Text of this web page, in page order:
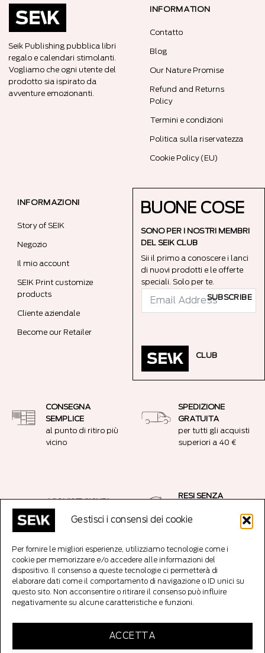
Gestisci i consensi dei cookie
Per fornire le migliori esperienze, utilizziamo tecnologie come i
cookie per memorizzare e/o accedere alle informazioni del
dispositivo. Il consenso a queste tecnologie ci permetterà di
elaborare dati come il comportamento di navigazione o ID unici su
questo sito. Non acconsentire o ritirare il consenso può influire
negativamente su alcune caratteristiche e funzioni.
ACCETTA
Seik Publishing pubblica libri
regalo e calendari stimolanti.
Vogliamo che ogni utente del
prodotto sia ispirato da
avventure emozionanti.
INFORMATION
Contatto
Blog
Our Nature Promise
Refund and Returns
Policy
Termini e condizioni
Politica sulla riservatezza
Cookie Policy (EU)
INFORMAZIONI
Story of SEIK
Negozio
Il mio account
SEIK Print customize
products
Cliente aziendale
Become our Retailer
BUONE COSE
SONO PER I NOSTRI MEMBRI
DEL SEIK CLUB
Sii il primo a conoscere i lanci
di nuovi prodotti e le offerte
speciali. Solo per te.
SUBSCRIBE
CLUB
CONSEGNA
SEMPLICE
al punto di ritiro più
vicino
SPEDIZIONE
GRATUITA
per tutti gli acquisti
superiori a 40 €
ACQUISTI SICURI
Connessione
crittografata SSL
RESI SENZA
14 giorni senza fare
Copyright 2026 ©SEIK EditoreTutti i diritti riservati. SEIK OÜ srl, Codice
Reg: 12921231, Parda 3/5/7, 10151 Tallinn Estonia